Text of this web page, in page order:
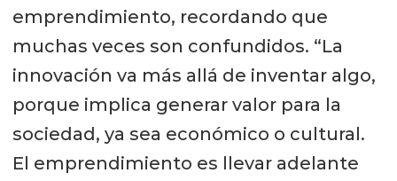
emprendimiento, recordando que
muchas veces son confundidos. “La
innovación va más allá de inventar algo,
porque implica generar valor para la
sociedad, ya sea económico o cultural.
El emprendimiento es llevar adelante